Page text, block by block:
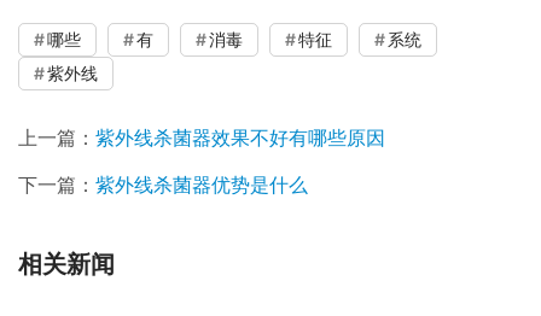
哪些 有 消毒 特征
系统
紫外线
上一篇： 紫外线杀菌器效果不好有哪些原因
下一篇： 紫外线杀菌器优势是什么
相关新闻